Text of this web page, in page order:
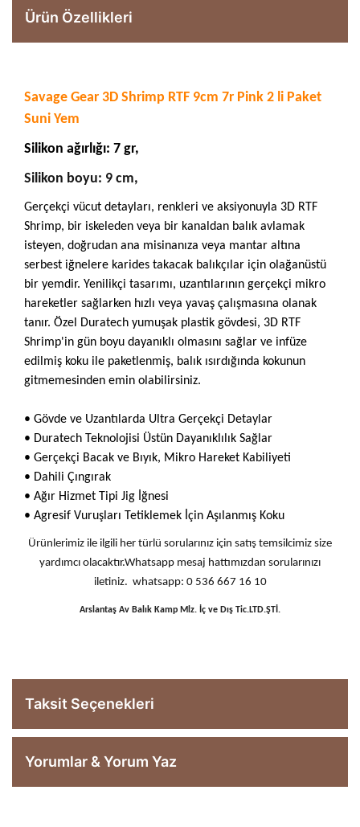
Ürün Özellikleri
Savage Gear 3D Shrimp RTF 9cm 7r Pink 2 li Paket
Suni Yem
Silikon ağırlığı: 7 gr,
Silikon boyu: 9 cm,
Gerçekçi vücut detayları, renkleri ve aksiyonuyla 3D RTF
Shrimp, bir iskeleden veya bir kanaldan balık avlamak
isteyen, doğrudan ana misinanıza veya mantar altına
serbest iğnelere karides takacak balıkçılar için olağanüstü
bir yemdir. Yenilikçi tasarımı, uzantılarının gerçekçi mikro
hareketler sağlarken hızlı veya yavaş çalışmasına olanak
tanır. Özel Duratech yumuşak plastik gövdesi, 3D RTF
Shrimp'in gün boyu dayanıklı olmasını sağlar ve infüze
edilmiş koku ile paketlenmiş, balık ısırdığında kokunun
gitmemesinden emin olabilirsiniz.
• Gövde ve Uzantılarda Ultra Gerçekçi Detaylar
• Duratech Teknolojisi Üstün Dayanıklılık Sağlar
• Gerçekçi Bacak ve Bıyık, Mikro Hareket Kabiliyeti
• Dahili Çıngırak
• Ağır Hizmet Tipi Jig İğnesi
• Agresif Vuruşları Tetiklemek İçin Aşılanmış Koku
Ürünlerimiz ile ilgili her türlü sorularınız için satış temsilcimiz size
yardımcı olacaktır.Whatsapp mesaj hattımızdan sorularınızı
iletiniz. whatsapp: 0 536 667 16 10
Arslantaş Av Balık Kamp Mlz. İç ve Dış Tic.LTD.ŞTİ.
Taksit Seçenekleri
Yorumlar & Yorum Yaz